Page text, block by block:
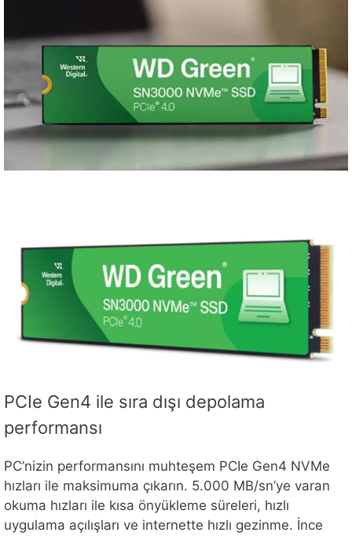
PCIe Gen4 ile sıra dışı depolama
performansı
PC’nizin performansını muhteşem PCIe Gen4 NVMe
hızları ile maksimuma çıkarın. 5.000 MB/sn’ye varan
okuma hızları ile kısa önyükleme süreleri, hızlı
uygulama açılışları ve internette hızlı gezinme. İnce